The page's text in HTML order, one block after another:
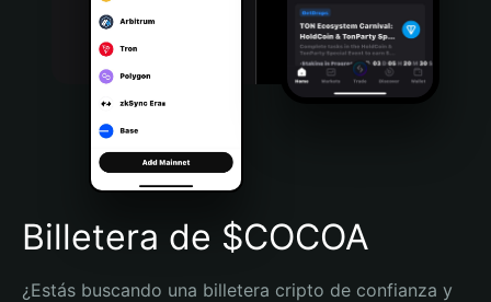
Bahasa Indonesia
Português (Brasil)
Español (Argentina)
Billetera de $COCOA
¿Estás buscando una billetera cripto de confianza y